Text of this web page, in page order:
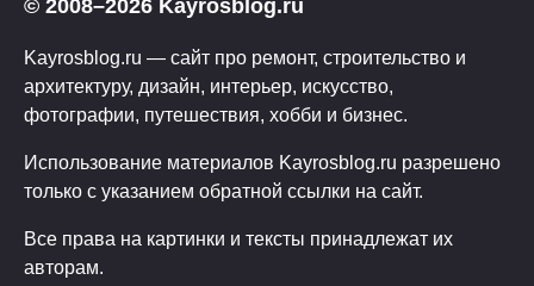
© 2008–2026 Kayrosblog.ru
Kayrosblog.ru — сайт про ремонт, строительство и
архитектуру, дизайн, интерьер, искусство,
фотографии, путешествия, хобби и бизнес.
Использование материалов Kayrosblog.ru разрешено
только с указанием обратной ссылки на сайт.
Все права на картинки и тексты принадлежат их
авторам.